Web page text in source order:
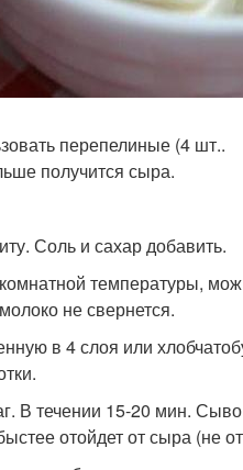
перепелиные (4 шт..
получится сыра.
Соль и сахар добавить.
температуры,
не свернется.
в 4 слоя или
В течении 15-20 мин.
отойдет от сыра (не